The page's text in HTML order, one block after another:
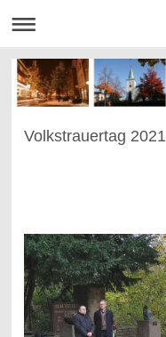
Volkstrauertag 2021